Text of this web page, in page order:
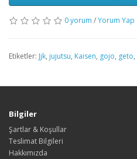
0 yorum /Yorum Yap
Etiketler: Jjk, jujutsu, Kaisen, gojo, geto,
Bilgiler
Şartlar & Koşullar
Teslimat Bilgileri
Hakkımızda